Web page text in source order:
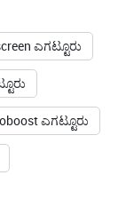
ಎಗಟ್ಟೂರು
ಎಗಟ್ಟೂರು